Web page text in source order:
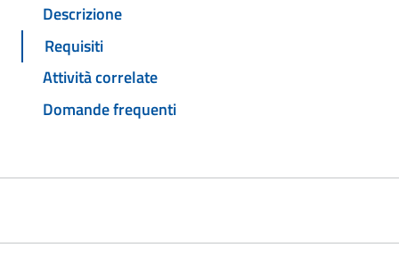
Descrizione
Requisiti
Attività correlate
Domande frequenti